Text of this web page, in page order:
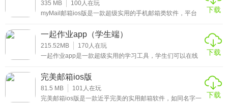
免费88域名，手机端与网页端都可快捷收发邮件，绝不遗漏
重要信息。
支持网易邮箱，QQ邮箱，新浪邮箱，163邮箱，Gmail，
一箱双号——一个邮箱两个帐号，双重身份任您选择
支持会话模式查看邮件，像聊天一样快速回复。
335 MB 100人在玩
myMail邮箱ios版是一款超级实用的手机邮箱类软件，平台
以随时方便地收发邮件，对重要邮件也进行重点标记。平台
的存储空间非常大，可以永久保留您需要的邮件内容，并支
持分类管理存储，所有邮件内容都可以在云端保存，完全不
用担心不够用，感兴趣的小伙伴赶紧来下载这款myMail邮箱
下载
一起作业app（学生端）
215.52MB 170人在玩
一起作业app是一款超级实用的学习工具，学生们可以在线
以帮助学生们提高自己的成绩，帮助孩子们轻松的学习，是
你学习过程中必不可少的软件。
下载
完美邮箱ios版
81.5 MB 101 人在玩
完美邮箱ios版是一款近乎完美的实用邮箱软件，如同名字一
下载